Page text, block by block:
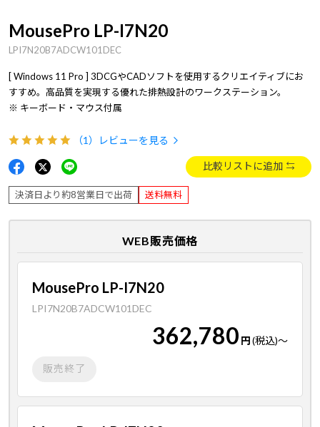
MousePro LP-I7N20
LPI7N20B7ADCW101DEC
[ Windows 11 Pro ] 3DCGやCADソフトを使用するクリエイティブにお
すすめ。高品質を実現する優れた排熱設計のワークステーション。
※ キーボード・マウス付属
（1） レビューを見る
比較リストに追加
決済日より約8営業日で出荷 送料無料
WEB販売価格
MousePro LP-I7N20
LPI7N20B7ADCW101DEC
362,780 円(税込)～
販売終了